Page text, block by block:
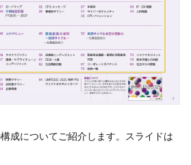
成についてご紹介します。スライドは